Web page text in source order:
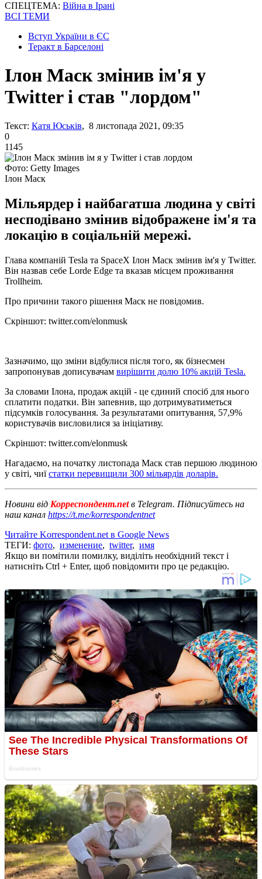
СПЕЦТЕМА: Війна в Ірані
ВСІ ТЕМИ
Вступ України в ЄС
Теракт в Барселоні
Ілон Маск змінив ім'я у
Twitter і став "лордом"
Текст: Катя Юськів, 8 листопада 2021, 09:35
0
1145
Фото: Getty Images
Ілон Маск
Мільярдер і найбагатша людина у світі
несподівано змінив відображене ім'я та
локацію в соціальній мережі.
Глава компаній Tesla та SpaceX Ілон Маск змінив ім'я у Twitter.
Він назвав себе Lorde Edge та вказав місцем проживання
Trollheim.
Про причини такого рішення Маск не повідомив.
Скріншот: twitter.com/elonmusk
Зазначимо, що зміни відбулися після того, як бізнесмен
запропонував дописувачам вирішити долю 10% акцій Tesla.
За словами Ілона, продаж акцій - це єдиний спосіб для нього
сплатити податки. Він запевнив, що дотримуватиметься
підсумків голосування. За результатами опитування, 57,9%
користувачів висловилися за ініціативу.
Скріншот: twitter.com/elonmusk
Нагадаємо, на початку листопада Маск став першою людиною
у світі, чиїстатки перевищили 300 мільярдів доларів.
Новини від Корреспондент.netв Telegram. Підписуйтесь на
наш канал https://t.me/korrespondentnet
Читайте Korrespondent.net в Google News
ТЕГИ: фото, изменение, twitter, имя
Якщо ви помітили помилку, виділіть необхідний текст і
натисніть Ctrl + Enter, щоб повідомити про це редакцію.